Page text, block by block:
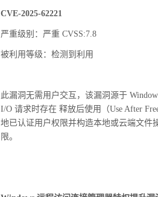
CVE-2025-62221
严重级别：严重 CVSS:7.8
被利用等级：检测到利用
此漏洞无需用户交互，该漏洞源于
I/O 请求时存在 释放后使用（Use After
地已认证用户权限并构造本地或云端文件
限。